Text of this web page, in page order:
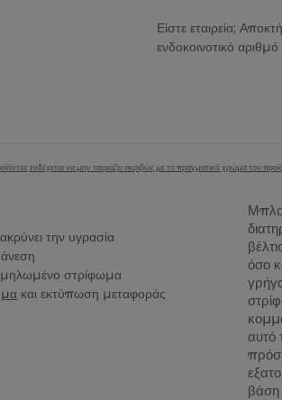
Είστε εταιρεία;
ενδοκοινοτικό
ενδέχεται να μην ταιριάζει ακριβώς με το πραγματικό χρώμα του
την υγρασία
στρίφωμα
και εκτύπωση μεταφοράς
όσο
αυτό
βάση